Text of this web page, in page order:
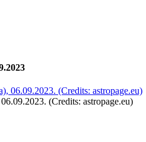
(Credits: astropage.eu)